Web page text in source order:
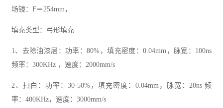
场镜：F＝254mm，
填充类型：弓形填充
1、去除油漆层：功率：80%，填充密度：0.04mm，脉宽：100ns
频率：300KHz ，速度：2000mm/s
2、扫白：功率：30-50%，填充密度：0.04mm，脉宽：20ns 频
率：400KHz，速度：3000mm/s